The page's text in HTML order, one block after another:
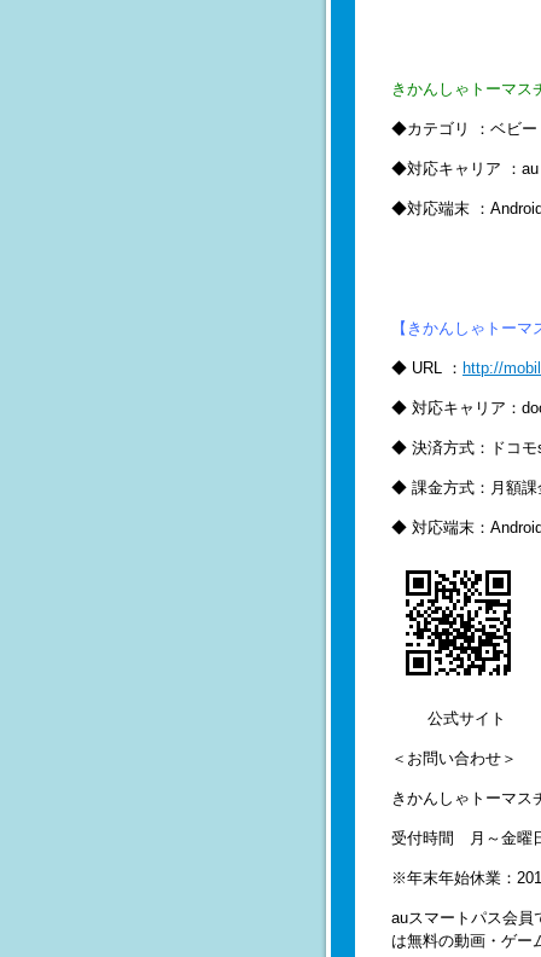
きかんしゃトーマス
◆カテゴリ ：ベビー
◆対応キャリア ：au
◆対応端末 ：
【きかんしゃトー
◆ URL ： http://
◆ 対応キャリア：
◆ 決済方式：ドコモ
◆ 課金方式：月額課
◆ 対応端末：
公式サイト
＜お問い合わせ＞
きかんしゃトーマ
受付時間 月～金曜
※年末年始休業：
auスマートパス会員
は無料の動画・ゲー